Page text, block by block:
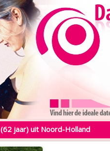
jaar) uit Noord-Holland